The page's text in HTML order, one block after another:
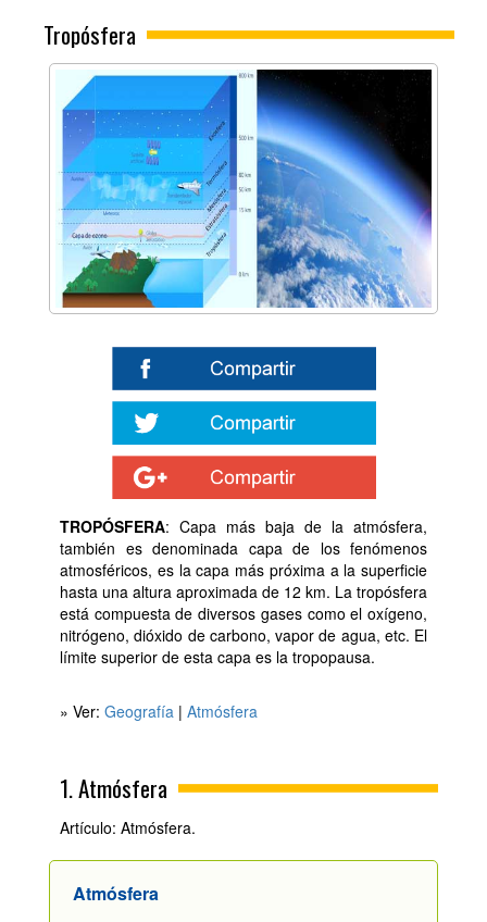
Tropósfera
TROPÓSFERA: Capa más baja de la atmósfera,
también es denominada capa de los fenómenos
atmosféricos, es la capa más próxima a la superficie
hasta una altura aproximada de 12 km. La tropósfera
está compuesta de diversos gases como el oxígeno,
nitrógeno, dióxido de carbono, vapor de agua, etc. El
límite superior de esta capa es la tropopausa.
» Ver: Geografía | Atmósfera
1. Atmósfera
Artículo: Atmósfera.
Atmósfera